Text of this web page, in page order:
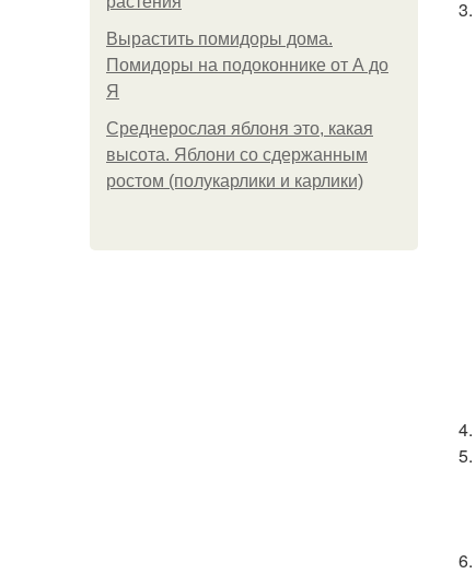
Вырастить помидоры дома.
Помидоры на подоконнике от А до
Я
Среднерослая яблоня это, какая
высота. Яблони со сдержанным
ростом (полукарлики и карлики)